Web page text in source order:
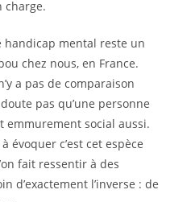
charge.
mental reste un
chez nous, en France.
a pas de comparaison
pas qu’une personne
emmurement social aussi.
évoquer c’est cet espèce
fait ressentir à des
d’exactement l’inverse : de